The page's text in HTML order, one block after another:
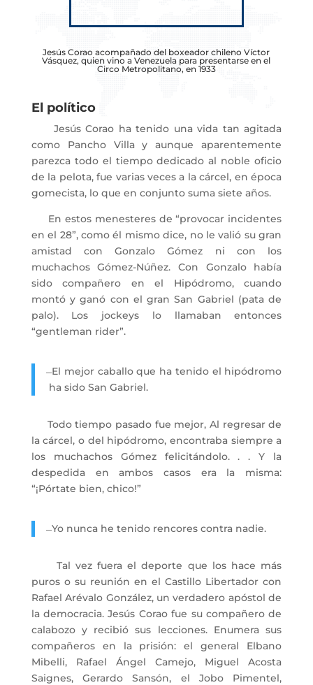
Jesús Corao acompañado del boxeador chileno Víctor
Vásquez, quien vino a Venezuela para presentarse en el
Circo Metropolitano, en 1933
El político
Jesús Corao ha tenido una vida tan agitada
como Pancho Villa y aunque aparentemente
parezca todo el tiempo dedicado al noble oficio
de la pelota, fue varias veces a la cárcel, en época
gomecista, lo que en conjunto suma siete años.
En estos menesteres de “provocar incidentes
en el 28”, como él mismo dice, no le valió su gran
amistad con Gonzalo Gómez ni con los
muchachos Gómez-Núñez. Con Gonzalo había
sido compañero en el Hipódromo, cuando
montó y ganó con el gran San Gabriel (pata de
palo). Los jockeys lo llamaban entonces
“gentleman rider”.
̶ El mejor caballo que ha tenido el hipódromo
ha sido San Gabriel.
Todo tiempo pasado fue mejor, Al regresar de
la cárcel, o del hipódromo, encontraba siempre a
los muchachos Gómez felicitándolo. . . Y la
despedida en ambos casos era la misma:
“¡Pórtate bien, chico!”
̶ Yo nunca he tenido rencores contra nadie.
Tal vez fuera el deporte que los hace más
puros o su reunión en el Castillo Libertador con
Rafael Arévalo González, un verdadero apóstol de
la democracia. Jesús Corao fue su compañero de
calabozo y recibió sus lecciones. Enumera sus
compañeros en la prisión: el general Elbano
Mibelli, Rafael Ángel Camejo, Miguel Acosta
Saignes, Gerardo Sansón, el Jobo Pimentel,